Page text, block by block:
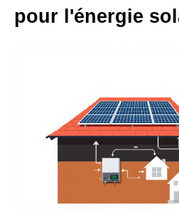
pour l'énergie